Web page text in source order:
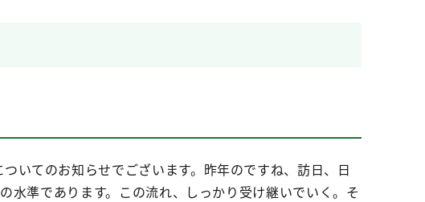
いてのお知らせでございます。昨年のですね、訪日、日
準であります。この流れ、しっかり受け継いでいく。そ